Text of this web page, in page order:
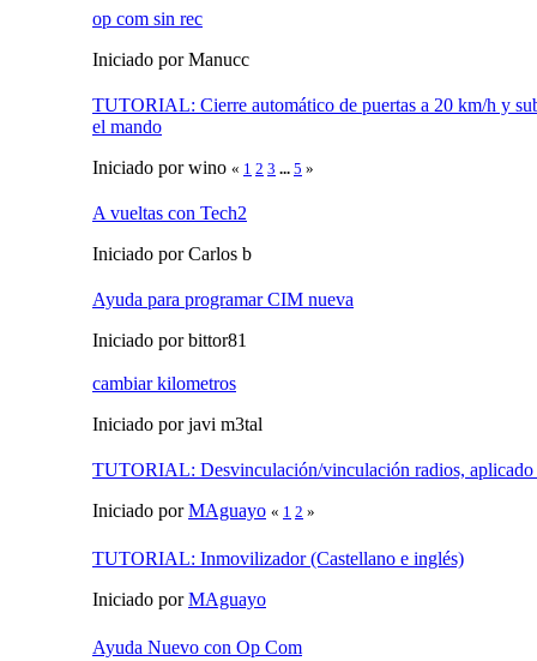
op com sin rec
Iniciado por Manucc
TUTORIAL: Cierre automático de puertas a 20 km/h y
el mando
Iniciado por wino « 1 2 3 ... 5 »
A vueltas con Tech2
Iniciado por Carlos b
Ayuda para programar CIM nueva
Iniciado por bittor81
cambiar kilometros
Iniciado por javi m3tal
TUTORIAL: Desvinculación/vinculación radios,
Iniciado porMAguayo « 1 2 »
TUTORIAL: Inmovilizador (Castellano e inglés)
Iniciado porMAguayo
Ayuda Nuevo con Op Com